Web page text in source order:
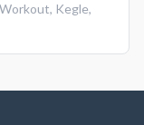
Workout, Kegle,